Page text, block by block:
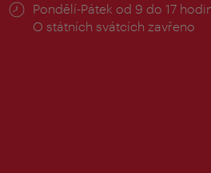
Provozní
doba:
Pondělí-Pátek od 9 do 17
O státních svátcích zavřeno